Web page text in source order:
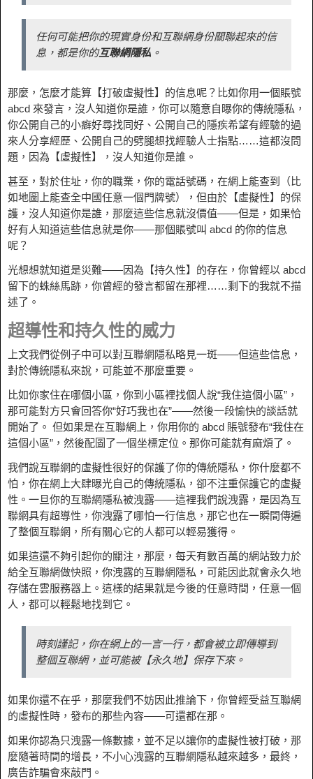
任何可能把你的現實身份和互聯網身份關聯起來的信
息，都是你的互聯網隱私 。
那麼，怎麼才能算【打破虛擬性】的信息呢？比如你用一個賬號
abcd 來發言，沒人知道你是誰，你可以隨意自曝你的傳統隱私，
你公開自己的小癖好尋找同好、公開自己的隱疾希望有經驗的過
來人分享經歷、公開自己的劈腿想找經驗人士指點……這都沒問
題，因為【虛擬性】，沒人知道你是誰。
甚至，對於住址，你的職業，你的電話號碼，在網上能查到（比
如地圖上能查全中國任意一個門牌號），但由於【虛擬性】的保
護，沒人知道你是誰，那麼這些信息就沒價值——但是，如果恰
好有人知道這些信息就是你——那個賬號叫 abcd 的你的信息
呢？
光想想就知道是災難——因為【持久性】的存在，你曾經以 abcd
留下的蛛絲馬跡，你曾經的發言都留在那裡……剩下的我就不描
述了。
超導性和持久性的威力
上文我們從例子中可以對互聯網隱私略見一斑——但這些信息，
對於傳統隱私來說，可能並不那麼重要。
比如你家住在哪個小區，你到小區裡找個人說“我住這個小區”，
那可能對方只會回答你“好巧我也在”——然後一段愉快的談話就
開始了。 但如果是在互聯網上，你用你的 abcd 賬號發布“我住在
這個小區”，然後配圖了一個坐標定位。那你可能就有麻煩了。
我們說互聯網的虛擬性很好的保護了你的傳統隱私，你什麼都不
怕，你在網上大肆曝光自己的傳統隱私，卻不注重保護它的虛擬
性。一旦你的互聯網隱私被洩露——這裡我們說洩露，是因為互
聯網具有超導性，你洩露了哪怕一行信息，那它也在一瞬間傳遍
了整個互聯網，所有關心它的人都可以輕易獲得。
如果這還不夠引起你的關注，那麼，每天有數百萬的網站致力於
給全互聯網做快照，你洩露的互聯網隱私，可能因此就會永久地
存儲在雲服務器上。這樣的結果就是今後的任意時間，任意一個
人，都可以輕鬆地找到它。
時刻謹記，你在網上的一言一行，都會被立即傳導到
整個互聯網，並可能被【永久地】保存下來。
如果你還不在乎，那麼我們不妨因此推論下，你曾經受益互聯網
的虛擬性時，發布的那些內容——可還都在那。
如果你認為只洩露一條數據，並不足以讓你的虛擬性被打破，那
麼隨著時間的增長，不小心洩露的互聯網隱私越來越多，最終，
廣告詐騙會來敲門。